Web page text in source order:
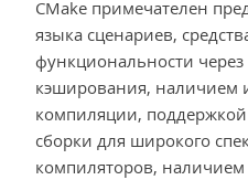
CMake примечателен
языка сценариев,
функциональности
кэширования, наличием
компиляции,
сборки для широкого
компиляторов, наличием